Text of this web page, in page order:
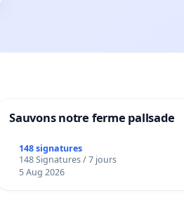
Sauvons notre ferme pallsade
148 signatures
148 Signatures / 7 jours
5 Aug 2026